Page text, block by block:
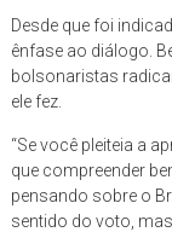
Desde que foi
ênfase ao diálogo.
bolsonaristas
ele fez.
“Se você pleiteia a
que compreender
pensando sobre o
sentido do voto,